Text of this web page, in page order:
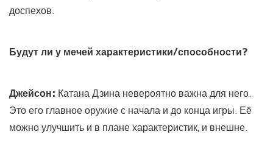
доспехов.
Будут ли у мечей характеристики/способности?
Джейсон: Катана Дзина невероятно важна для него.
Это его главное оружие с начала и до конца игры. Её
можно улучшить и в плане характеристик, и внешне.